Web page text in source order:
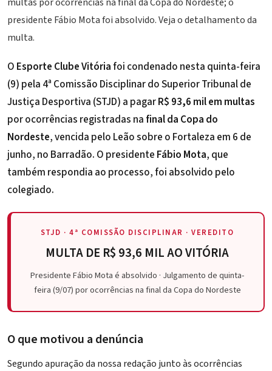
presidente Fábio Mota foi absolvido. Veja o detalhamento da
multa.
O Esporte Clube Vitóriafoi condenado nesta quinta-feira
(9) pela 4ª Comissão Disciplinar do Superior Tribunal de
Justiça Desportiva (STJD) a pagarR$ 93,6 mil em multas
por ocorrências registradas na final da Copa do
Nordeste, vencida pelo Leão sobre o Fortaleza em 6 de
junho, no Barradão. O presidente Fábio Mota, que
também respondia ao processo, foi absolvido pelo
colegiado.
STJD · 4ª COMISSÃO DISCIPLINAR · VEREDITO
MULTA DE R$ 93,6 MIL AO VITÓRIA
Presidente Fábio Mota é absolvido · Julgamento de quinta-
feira (9/07) por ocorrências na final da Copa do Nordeste
O que motivou a denúncia
Segundo apuração da nossa redação junto às ocorrências